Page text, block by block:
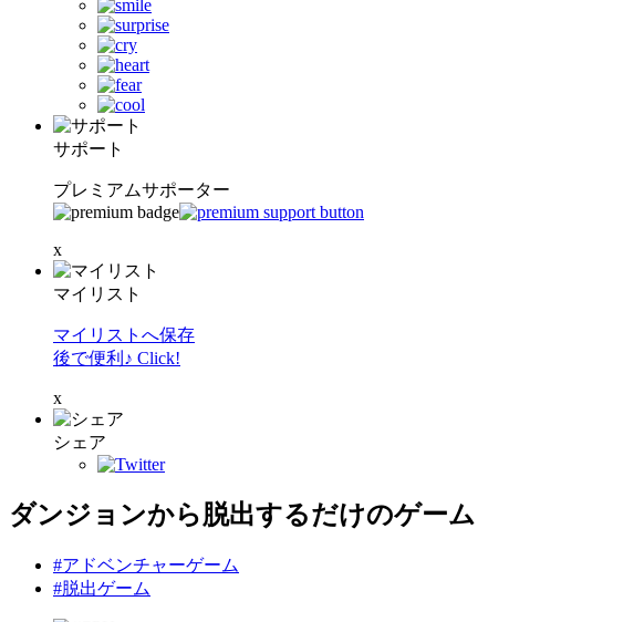
サポート
プレミアムサポーター
x
マイリスト
マイリストへ保存
後で便利♪ Click!
x
シェア
ダンジョンから脱出するだけのゲーム
#アドベンチャーゲーム
#脱出ゲーム